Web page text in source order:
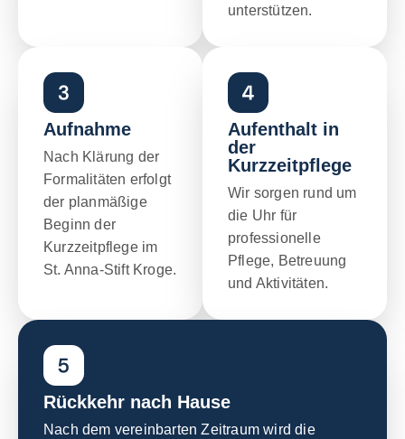
unterstützen.
Aufnahme
Nach Klärung der
Formalitäten erfolgt
der planmäßige
Beginn der
Kurzzeitpflege im
St. Anna-Stift Kroge.
Aufenthalt in
der
Kurzzeitpflege
Wir sorgen rund um
die Uhr für
professionelle
Pflege, Betreuung
und Aktivitäten.
Rückkehr nach Hause
Nach dem vereinbarten Zeitraum wird die